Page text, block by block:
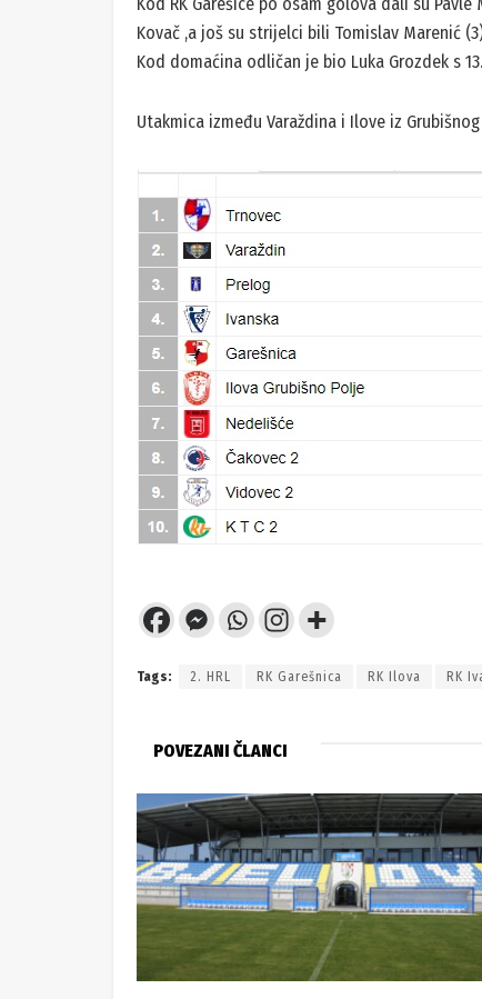
Kovač ,a još su strijelci bili Tomislav Marenić
Kod domaćina odličan je bio Luka Grozdek s 13.
Utakmica između Varaždina i Ilove iz
Tags: 2. HRL RK Garešnica RK Ilova RK
POVEZANI ČLANCI